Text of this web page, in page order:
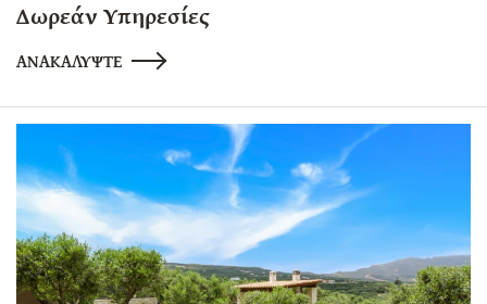
Δωρεάν Υπηρεσίες
ΑΝΑΚΑΛΥΨΤΕ